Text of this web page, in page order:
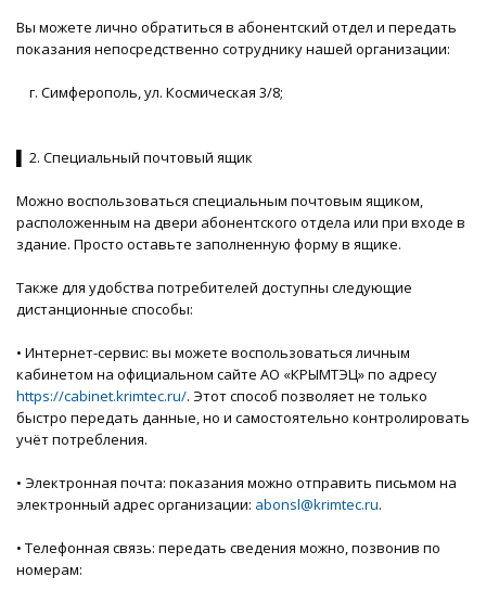
Вы можете лично обратиться в абонентский отдел и передать
показания непосредственно сотруднику нашей организации:
г. Симферополь, ул. Космическая 3/8;
▌ 2. Специальный почтовый ящик
Можно воспользоваться специальным почтовым ящиком,
расположенным на двери абонентского отдела или при входе в
здание. Просто оставьте заполненную форму в ящике.
Также для удобства потребителей доступны следующие
дистанционные способы:
• Интернет-сервис: вы можете воспользоваться личным
кабинетом на официальном сайте АО «КРЫМТЭЦ» по адресу
https://cabinet.krimtec.ru/. Этот способ позволяет не только
быстро передать данные, но и самостоятельно контролировать
учёт потребления.
• Электронная почта: показания можно отправить письмом на
электронный адрес организации: abonsl@krimtec.ru.
• Телефонная связь: передать сведения можно, позвонив по
номерам: